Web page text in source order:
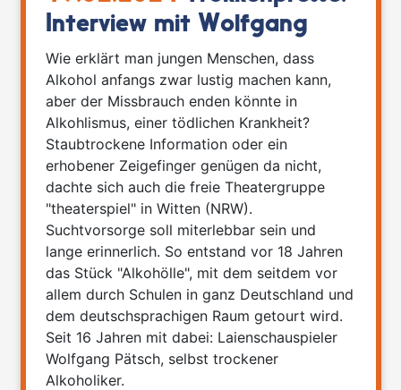
Interview mit Wolfgang
Wie erklärt man jungen Menschen, dass
Alkohol anfangs zwar lustig machen kann,
aber der Missbrauch enden könnte in
Alkohlismus, einer tödlichen Krankheit?
Staubtrockene Information oder ein
erhobener Zeigefinger genügen da nicht,
dachte sich auch die freie Theatergruppe
"theaterspiel" in Witten (NRW).
Suchtvorsorge soll miterlebbar sein und
lange erinnerlich. So entstand vor 18 Jahren
das Stück "Alkohölle", mit dem seitdem vor
allem durch Schulen in ganz Deutschland und
dem deutschsprachigen Raum getourt wird.
Seit 16 Jahren mit dabei: Laienschauspieler
Wolfgang Pätsch, selbst trockener
Alkoholiker.